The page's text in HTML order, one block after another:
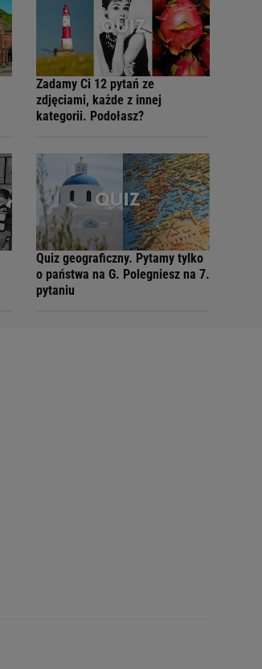
Zadamy Ci 12 pytań ze
zdjęciami, każde z innej
kategorii. Podołasz?
Quiz geograficzny. Pytamy tylko
o państwa na G. Polegniesz na 7.
pytaniu